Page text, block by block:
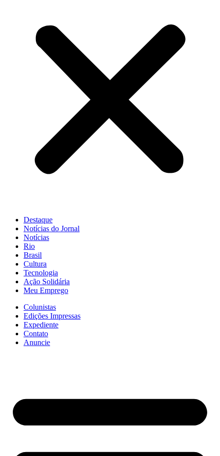
Destaque
Notícias do Jornal
Notícias
Rio
Brasil
Cultura
Tecnologia
Ação Solidária
Meu Emprego
Colunistas
Edições Impressas
Expediente
Contato
Anuncie